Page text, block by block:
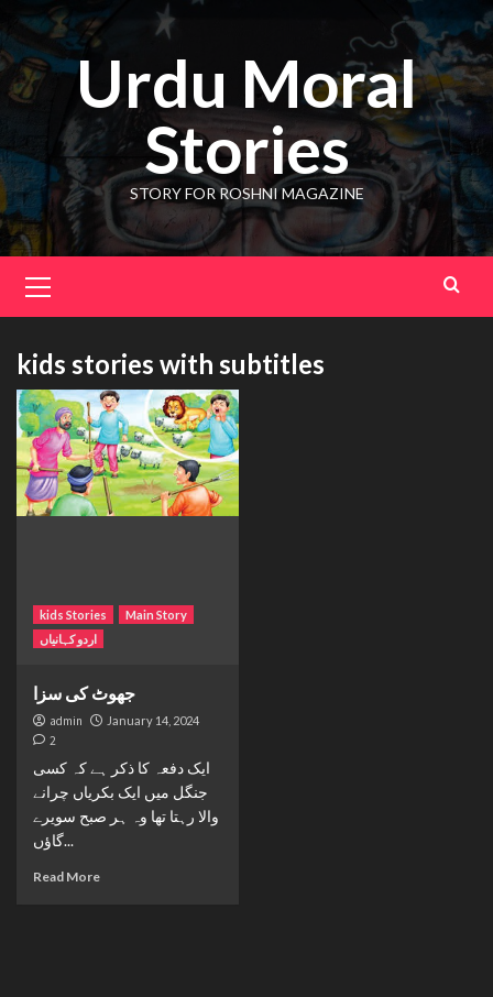
to
content
Urdu Moral
Stories
STORY FOR ROSHNI MAGAZINE
Menu
kids stories with subtitles
kids Stories
Main Story
اردو کہانیاں
جھوٹ کی سزا
admin January 14, 2024
2
ایک دفعہ کا ذکر ہے کہ کسی
جنگل میں ایک بکریاں چرانے
والا رہتا تھا وہ ہر صبح سویرے
گاؤں...
Read More